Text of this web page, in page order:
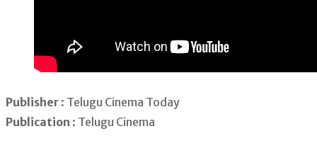
Publisher : Telugu Cinema Today
Publication : Telugu Cinema